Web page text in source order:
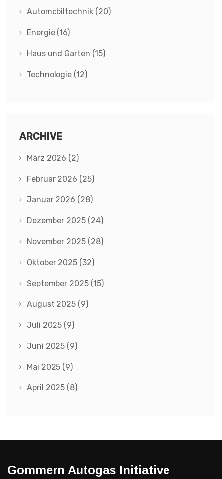
Automobiltechnik (20)
Energie (16)
Haus und Garten (15)
Technologie (12)
ARCHIVE
März 2026 (2)
Februar 2026 (25)
Januar 2026 (28)
Dezember 2025 (24)
November 2025 (28)
Oktober 2025 (32)
September 2025 (15)
August 2025 (9)
Juli 2025 (9)
Juni 2025 (9)
Mai 2025 (9)
April 2025 (8)
Gommern Autogas Initiative